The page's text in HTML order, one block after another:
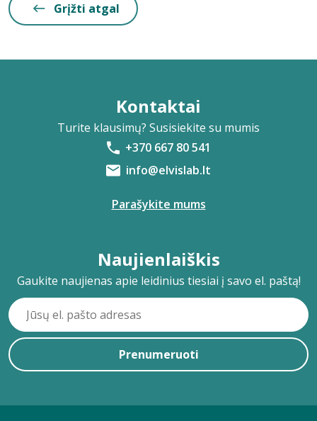
Grįžti atgal
Kontaktai
Turite klausimų? Susisiekite su mumis
+370 667 80 541
info@elvislab.lt
Parašykite mums
Naujienlaiškis
Gaukite naujienas apie leidinius tiesiai į savo el. paštą!
Prenumeruoti